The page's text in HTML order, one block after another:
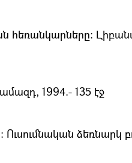
հեռանկարները։
1994.- 135 էջ
ձեռնարկ